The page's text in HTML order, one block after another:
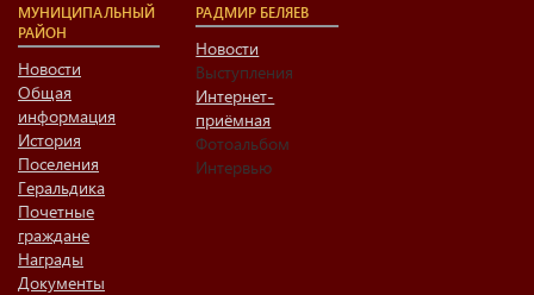
МУНИЦИПАЛЬНЫЙ
РАЙОН
Новости
Общая
информация
История
Поселения
Геральдика
Почетные
граждане
Награды
Документы
РАДМИР БЕЛЯЕВ
Новости
Выступления
Интернет-
приёмная
Фотоальбом
Интервью